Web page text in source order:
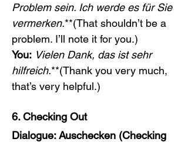
Problem sein. Ich werde es für Sie
vermerken.**(That shouldn’t be a
problem. I’ll note it for you.)
You: Vielen Dank, das ist sehr
hilfreich.**(Thank you very much,
that’s very helpful.)
6. Checking Out
Dialogue: Auschecken (Checking